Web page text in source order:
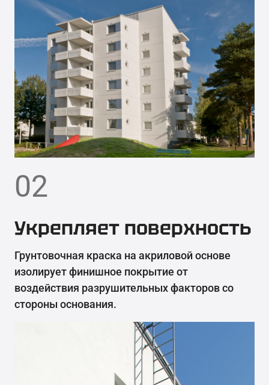
02
Укрепляет поверхность
Грунтовочная краска на акриловой основе
изолирует финишное покрытие от
воздействия разрушительных факторов со
стороны основания.